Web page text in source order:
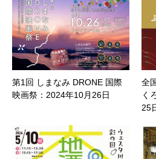
第1回 しまなみ DRONE 国際
映画祭：2024年10月26日
全
く
25